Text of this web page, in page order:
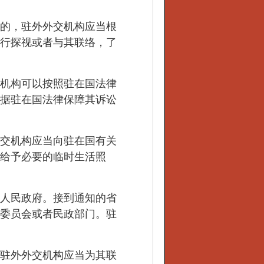
，驻外外交机构应当根
探视或者与其联络，了
构可以按照驻在国法律
驻在国法律保障其诉讼
机构应当向驻在国有关
予必要的临时生活照
民政府。接到通知的省
员会或者民政部门。驻
外外交机构应当为其联